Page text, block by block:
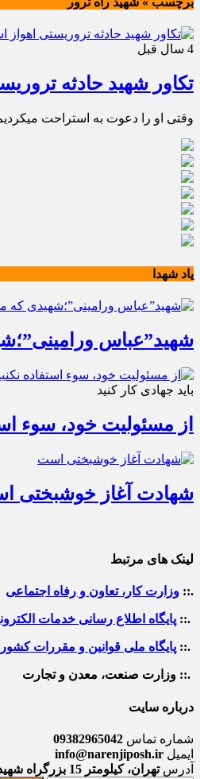
4 سال قبل
تکاور شهید حادثه
وقتی او را دعوت به استراحت
یاد شهدا
شهید”عباس
باید جهادی کار کنید
از مسئولیت خود، سوء
شهادت آغاز خوشبختی
لینک های مرتبط
.:: وزارت کار، تعاون و رفاه اجتماعی
.:: پایگاه اطلاع رسانی خدمات
.:: پایگاه ملی قوانین و مقررات کشور
.:: وزارت صنعت، معدن و تجارت
درباره سایت
شماره تماس 09382965042
ایمیل info@narenjiposh.ir
آدرس تهران، کیلومتر 15 بزرگراه شهید لشگری به سمت تهران خیابان 52 ، طبقه فوقانی ساختمان اداری واحد شکایت کیفیت مشتریان گروه سایپا